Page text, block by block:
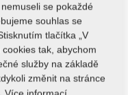
se pokaždé
souhlas se
tlačítka „V
tak, abychom
služby na základě
změnit na stránce